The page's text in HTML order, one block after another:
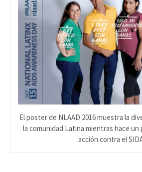
El poster de NLAAD 2016 muestra la
la comunidad Latina mientras hace un
acción contra el